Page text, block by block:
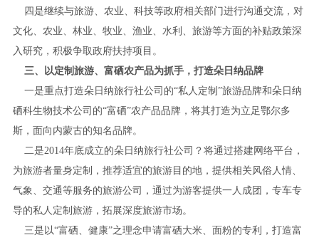
四是继续与旅游、农业、科技等政府相关部门进行沟通交流，对
文化、农业、林业、牧业、渔业、水利、旅游等方面的补贴政策深
入研究，积极争取政府扶持项目。
三、以定制旅游、富硒农产品为抓手，打造朵日纳品牌
一是重点打造朵日纳旅行社公司的“私人定制”旅游品牌和朵日纳
硒科生物技术公司的“富硒”农产品品牌，将其打造为立足鄂尔多
斯，面向内蒙古的知名品牌。
二是2014年底成立的朵日纳旅行社公司？将通过搭建网络平台，
为旅游者量身定制，推荐适宜的旅游目的地，提供相关风俗人情、
气象、交通等服务的旅游公司，通过为游客提供一人成团，专车专
导的私人定制旅游，拓展深度旅游市场。
三是以“富硒、健康”之理念申请富硒大米、面粉的专利，打造富